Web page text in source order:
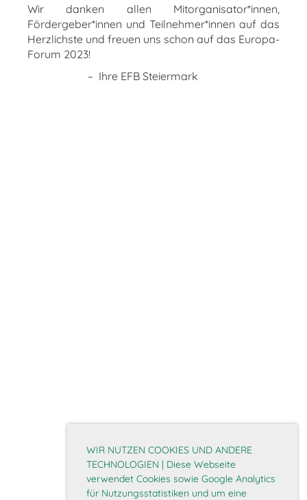
WIR NUTZEN COOKIES UND ANDERE
TECHNOLOGIEN | Diese Webseite
verwendet Cookies sowie Google Analytics
für Nutzungsstatistiken und um eine
Wir danken allen Mitorganisator*innen,
Fördergeber*innen und Teilnehmer*innen auf das
Herzlichste und freuen uns schon auf das Europa-
Forum 2023!
– Ihre EFB Steiermark